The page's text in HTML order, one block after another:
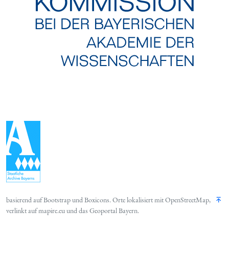
basierend aufBootstrapundBoxicons. Orte lokalisiert mitOpenStreetMap,
verlinkt aufmapire.euund das Geoportal Bayern.